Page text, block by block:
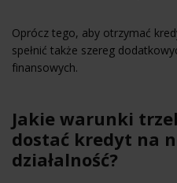
Oprócz tego, aby otrzymać
spełnić także szereg
finansowych.
Jakie warunki
dostać kredyt na
działalność?